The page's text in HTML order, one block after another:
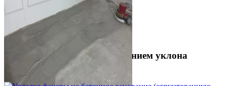
Шлифовка стяжки с сохранением уклона
1 500 ₽